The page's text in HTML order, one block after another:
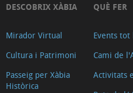
DESCOBRIX XÀBIA
Mirador Virtual
Cultura i Patrimoni
Passeig per Xàbia
Històrica
QUÈ FER
Events tot
Cami de
Activitats